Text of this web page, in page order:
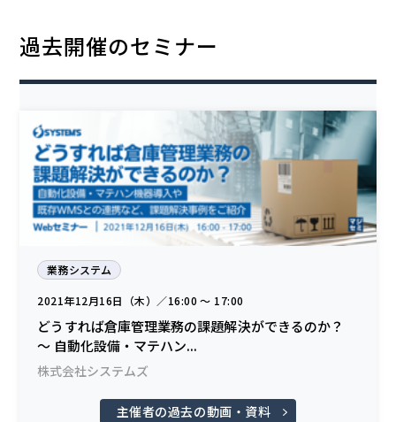
過去開催のセミナー
業務システム
2021年12月16日（木）／16:00 〜 17:00
どうすれば倉庫管理業務の課題解決ができるのか？
～ 自動化設備・マテハン...
株式会社システムズ
主催者の過去の動画・資料